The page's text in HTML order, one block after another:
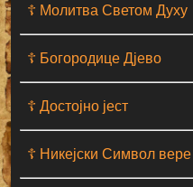
☦ Молитва Светом Духу
☦ Богородице Дјево
☦ Достојно јест
☦ Никејски Символ вере